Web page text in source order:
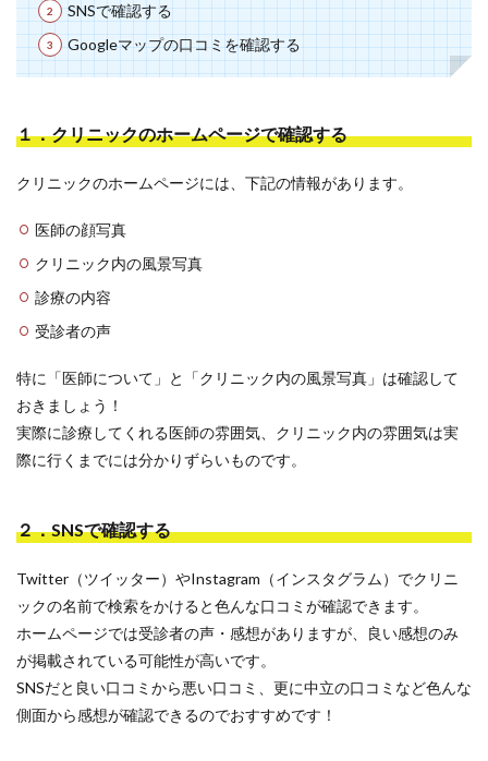
SNSで確認する
Googleマップの口コミを確認する
１．クリニックのホームページで確認する
クリニックのホームページには、下記の情報があります。
医師の顔写真
クリニック内の風景写真
診療の内容
受診者の声
特に「医師について」と「クリニック内の風景写真」は確認して
おきましょう！
実際に診療してくれる医師の雰囲気、クリニック内の雰囲気は実
際に行くまでには分かりずらいものです。
２．SNSで確認する
Twitter（ツイッター）やInstagram（インスタグラム）でクリニ
ックの名前で検索をかけると色んな口コミが確認できます。
ホームページでは受診者の声・感想がありますが、良い感想のみ
が掲載されている可能性が高いです。
SNSだと良い口コミから悪い口コミ、更に中立の口コミなど色んな
側面から感想が確認できるのでおすすめです！